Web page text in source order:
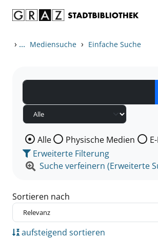
› ... Mediensuche › Einfache Suche
Wählen Sie die Medienart nach
Alle Physische Medien
Erweiterte Filterung
Suche verfeinern (Erweiterte
Sortieren nach
aufsteigend sortieren